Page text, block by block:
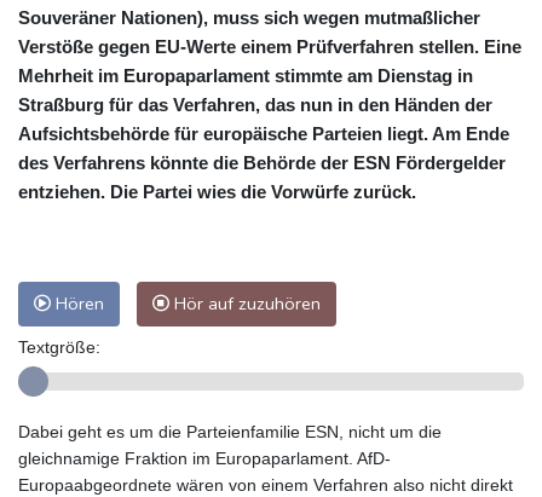
Souveräner Nationen), muss sich wegen mutmaßlicher
Verstöße gegen EU-Werte einem Prüfverfahren stellen. Eine
Mehrheit im Europaparlament stimmte am Dienstag in
Straßburg für das Verfahren, das nun in den Händen der
Aufsichtsbehörde für europäische Parteien liegt. Am Ende
des Verfahrens könnte die Behörde der ESN Fördergelder
entziehen. Die Partei wies die Vorwürfe zurück.
Hören Hör auf zuzuhören
Textgröße:
Dabei geht es um die Parteienfamilie ESN, nicht um die
gleichnamige Fraktion im Europaparlament. AfD-
Europaabgeordnete wären von einem Verfahren also nicht direkt